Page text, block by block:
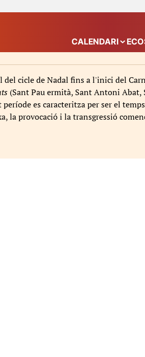
CALENDARI Mostra
del cicle de Nadal fins a l'inici del
(Sant Pau ermità, Sant Antoni
període es caracteritza per ser el
la provocació i la transgressió